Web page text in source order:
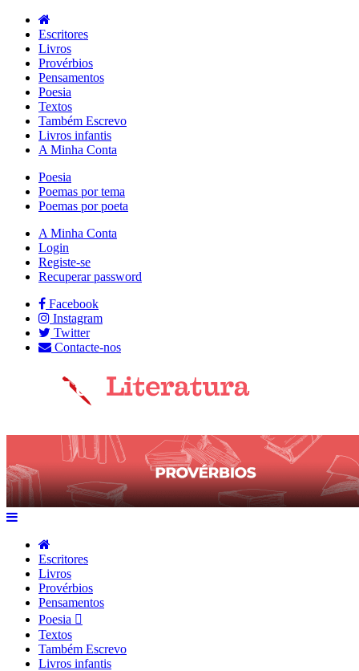
Escritores
Livros
Provérbios
Pensamentos
Poesia
Textos
Também Escrevo
Livros infantis
A Minha Conta
Poesia
Poemas por tema
Poemas por poeta
A Minha Conta
Login
Registe-se
Recuperar password
Facebook
Instagram
Twitter
Contacte-nos
Escritores
Livros
Provérbios
Pensamentos
Poesia
Textos
Também Escrevo
Livros infantis